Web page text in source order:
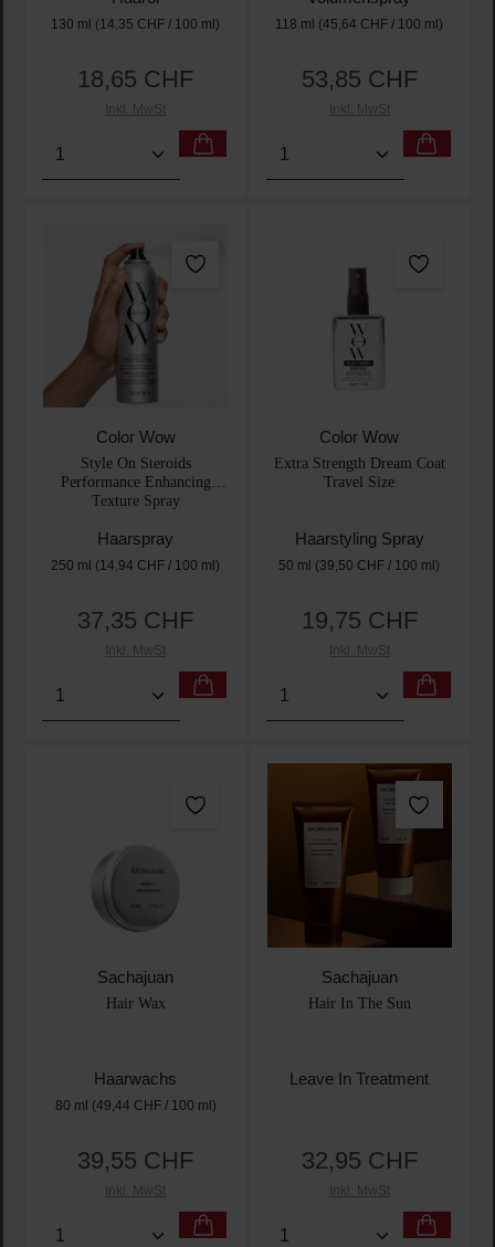
130 ml (14,35 CHF / 100 ml)
Regulärer Preis:
18,65 CHF
Inkl. MwSt
Produkt Anzahl: Gib den gewünschten Wert ein
118 ml (45,64 CHF / 100 ml)
Regulärer Preis:
53,85 CHF
Inkl. MwSt
Produkt Anzahl: Gib
Color Wow
Style On Steroids
Performance Enhancing
Texture Spray
Haarspray
250 ml (14,94 CHF / 100 ml)
Regulärer Preis:
37,35 CHF
Inkl. MwSt
Produkt Anzahl: Gib den gewünschten Wert ein
Color Wow
Extra Strength Dream Coat
Travel Size
Haarstyling Spray
50 ml (39,50 CHF / 100 ml)
Regulärer Preis:
19,75 CHF
Inkl. MwSt
Produkt Anzahl: Gib
Sachajuan
Hair Wax
Haarwachs
80 ml (49,44 CHF / 100 ml)
Regulärer Preis:
39,55 CHF
Inkl. MwSt
Produkt Anzahl: Gib den gewünschten Wert ein
Sachajuan
Hair In The Sun
Leave In Treatment
Regulärer Preis:
32,95 CHF
Inkl. MwSt
Produkt Anzahl: Gib